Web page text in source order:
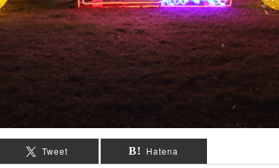
Tweet Hatena